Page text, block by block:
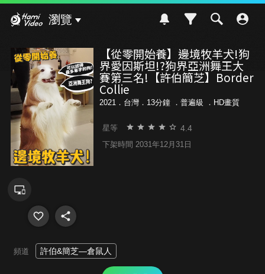
瀏覽
【從零開始養】邊境牧羊犬!狗
界愛因斯坦!?狗界亞洲舞王大
賽第三名!【許伯簡芝】Border
Collie
2021．台灣．13分鐘 ． 普遍級 ．HD畫質
星等 4.4
下架時間 2031年12月31日
頻道 許伯&簡芝—倉鼠人